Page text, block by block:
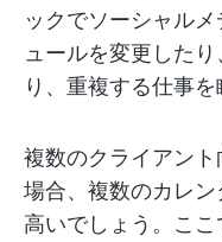
ックでソーシャル
ュールを変更した
り、重複する仕事
複数のクライアン
場合、複数のカレ
高いでしょう。こ